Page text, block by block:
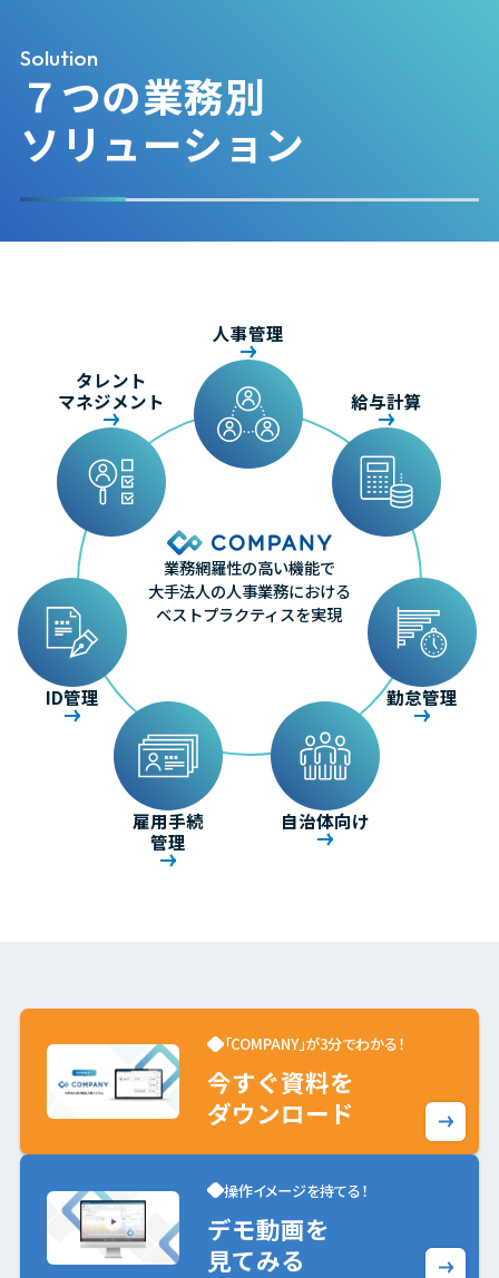
Solution
７つの業務別
ソリューション
業務網羅性の高い機能で
大手法人の人事業務における
ベストプラクティスを実現
人事管理
給与計算
勤怠管理
自治体向け
雇用手続
管理
ID管理
タレント
マネジメント
「COMPANY」が3分でわかる！
今すぐ資料を
ダウンロード
操作イメージを持てる！
デモ動画を
見てみる